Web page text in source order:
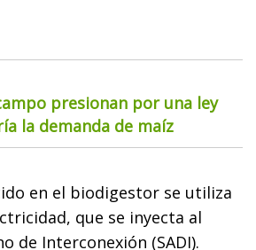
presionan por una ley
la demanda de maíz
en el biodigestor se utiliza
que se inyecta al
de Interconexión (SADI).